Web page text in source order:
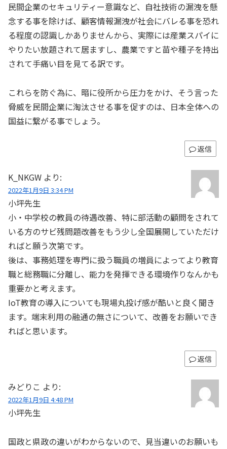
民間企業のセキュリティー意識など、自社技術の漏洩を懸
念する事を除けば、顧客情報漏洩が社会にバレる事を恐れ
る程度の認識しかありませんから、実際には産業スパイに
やりたい放題されて居ますし、農業ですと苗や種子を持出
されて手痛い目を見てる訳です。
これらを防ぐ為に、暗に役所から圧力をかけ、そう言った
脅威を民間企業に淘汰させる事を促すのは、日本全体への
国益に繋がる事でしょう。
返信
K_NKGW より:
2022年1月9日 3:34 PM
小坪先生
小・中学校の教員の待遇改善、特に部活動の顧問をされて
いる方のサビ残問題改善をもう少し全国展開していただけ
ればと願う次第です。
後は、事務処理を専門に扱う職員の増員によってより教育
職と総務職に分離し、能力を発揮できる環境作りなんかも
重要かと考えます。
IoT教育の導入についても現場丸投げ感が酷いと良く聞き
ます。端末利用の融通の無さについて、改善をお願いでき
ればと思います。
返信
みどりこ より:
2022年1月9日 4:48 PM
小坪先生
国政と県政の違いがわからないので、見当違いのお願いも